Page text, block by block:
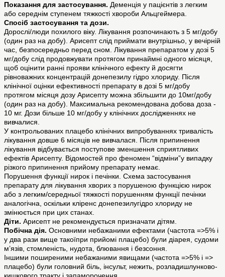
Показання для застосування. Деменція у пацієнтів з легким
або середнім ступенем тяжкості хвороби Альцгеймера.
Спосіб застосування та дози.
Дорослі/люди похилого віку. Лікування розпочинають з 5 мг/добу
(один раз на добу). Арисепт слід приймати внутрішньо, у вечірній
час, безпосередньо перед сном. Лікування препаратом у дозі 5
мг/добу слід продовжувати протягом принаймні одного місяця,
щоб оцінити ранні прояви клінічного ефекту й досягти
рівноважних концентрацій донепезилу гідро хлориду. Після
клінічної оцінки ефективності препарату в дозі 5 мг/добу
протягом місяця дозу Арисепту можна збільшити до 10мг/добу
(один раз на добу). Максимальна рекомендована добова доза -
10 мг. Дози більше 10 мг/добу у клінічних дослідженнях не
вивчалися.
У контрольованих плацебо клінічних випробуваннях тривалість
лікування довше 6 місяців не вивчалася. Після припинення
лікування відбувається поступове зменшення сприятливих
ефектів Арисепту. Відомостей про феномен “відміни”у випадку
різкого припинення прийому препарату немає.
Порушення функції нирок і печінки. Схема застосування
препарату для лікування хворих з порушеною функцією нирок
або з легким/середньої тяжкості порушенням функції печінки
аналогічна, оскільки кліренс донепезилугідро хлориду не
змінюється при цих станах.
Діти. Арисепт не рекомендується призначати дітям.
Побічна дія. Основними небажаними ефектами (частота =>5% і
у два рази вище такоїпри прийомі плацебо) були діарея, судоми
м’язів, стомленість, нудота, блювання і безсоння.
Іншими поширеними небажаними явищами (частота =>5% і =>
плацебо) були головний біль, інсульт, нежить, розладишлунково-